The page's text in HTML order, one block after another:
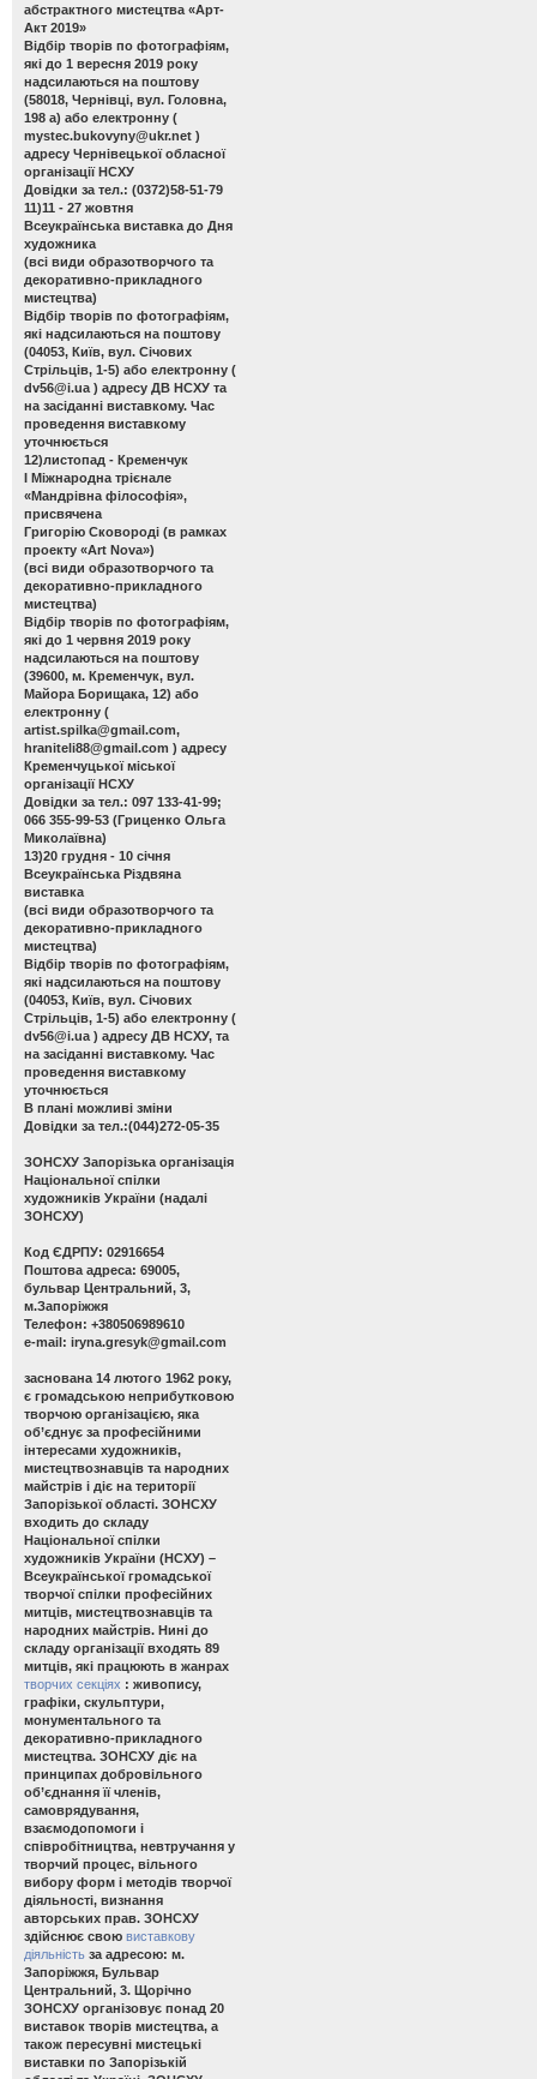
абстрактного мистецтва «Арт-
Акт 2019»
Відбір творів по фотографіям,
які до 1 вересня 2019 року
надсилаються на поштову
(58018, Чернівці, вул. Головна,
198 а) або електронну (
mystec.bukovyny@ukr.net )
адресу Чернівецької обласної
організації НСХУ
Довідки за тел.: (0372)58-51-79
11)11 - 27 жовтня
Всеукраїнська виставка до Дня
художника
(всі види образотворчого та
декоративно-прикладного
мистецтва)
Відбір творів по фотографіям,
які надсилаються на поштову
(04053, Київ, вул. Січових
Стрільців, 1-5) або електронну (
dv56@i.ua ) адресу ДВ НСХУ та
на засіданні виставкому. Час
проведення виставкому
уточнюється
12)листопад - Кременчук
І Міжнародна трієнале
«Мандрівна філософія»,
присвячена
Григорію Сковороді (в рамках
проекту «Art Nova»)
(всі види образотворчого та
декоративно-прикладного
мистецтва)
Відбір творів по фотографіям,
які до 1 червня 2019 року
надсилаються на поштову
(39600, м. Кременчук, вул.
Майора Борищака, 12) або
електронну (
artist.spilka@gmail.com,
hraniteli88@gmail.com ) адресу
Кременчуцької міської
організації НСХУ
Довідки за тел.: 097 133-41-99;
066 355-99-53 (Гриценко Ольга
Миколаївна)
13)20 грудня - 10 січня
Всеукраїнська Різдвяна
виставка
(всі види образотворчого та
декоративно-прикладного
мистецтва)
Відбір творів по фотографіям,
які надсилаються на поштову
(04053, Київ, вул. Січових
Стрільців, 1-5) або електронну (
dv56@i.ua ) адресу ДВ НСХУ, та
на засіданні виставкому. Час
проведення виставкому
уточнюється
В плані можливі зміни
Довідки за тел.:(044)272-05-35
ЗОНСХУ Запорізька організація
Національної спілки
художників України (надалі
ЗОНСХУ)
Код ЄДРПУ: 02916654
Поштова адреса: 69005,
бульвар Центральний, 3,
м.Запоріжжя
Телефон: +380506989610
e-mail: iryna.gresyk@gmail.com
заснована 14 лютого 1962 року,
є громадською неприбутковою
творчою організацією, яка
об’єднує за професійними
інтересами художників,
мистецтвознавців та народних
майстрів і діє на території
Запорізької області. ЗОНСХУ
входить до складу
Національної спілки
художників України (НСХУ) –
Всеукраїнської громадської
творчої спілки професійних
митців, мистецтвознавців та
народних майстрів. Нині до
складу організації входять 89
митців, які працюють в жанрах
творчих секціях : живопису,
графіки, скульптури,
монументального та
декоративно-прикладного
мистецтва. ЗОНСХУ діє на
принципах добровільного
об’єднання її членів,
самоврядування,
взаємодопомоги і
співробітництва, невтручання у
творчий процес, вільного
вибору форм і методів творчої
діяльності, визнання
авторських прав. ЗОНСХУ
здійснює свою виставкову
діяльність за адресою: м.
Запоріжжя, Бульвар
Центральний, 3. Щорічно
ЗОНСХУ організовує понад 20
виставок творів мистецтва, а
також пересувні мистецькі
виставки по Запорізькій